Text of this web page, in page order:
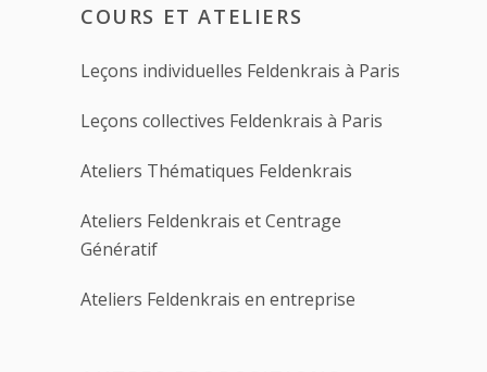
COURS ET ATELIERS
Leçons individuelles Feldenkrais à Paris
Leçons collectives Feldenkrais à Paris
Ateliers Thématiques Feldenkrais
Ateliers Feldenkrais et Centrage
Génératif
Ateliers Feldenkrais en entreprise